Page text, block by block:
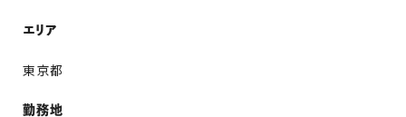
エリア
東京都
勤務地